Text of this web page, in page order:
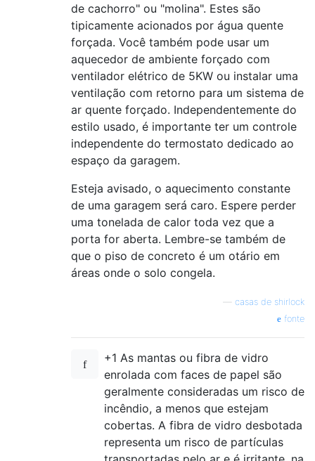
de cachorro" ou "molina". Estes são
tipicamente acionados por água quente
forçada. Você também pode usar um
aquecedor de ambiente forçado com
ventilador elétrico de 5KW ou instalar uma
ventilação com retorno para um sistema de
ar quente forçado. Independentemente do
estilo usado, é importante ter um controle
independente do termostato dedicado ao
espaço da garagem.
Esteja avisado, o aquecimento constante
de uma garagem será caro. Espere perder
uma tonelada de calor toda vez que a
porta for aberta. Lembre-se também de
que o piso de concreto é um otário em
áreas onde o solo congela.
casas de shirlock
fonte
+1 As mantas ou fibra de vidro
enrolada com faces de papel são
geralmente consideradas um risco de
incêndio, a menos que estejam
cobertas. A fibra de vidro desbotada
representa um risco de partículas